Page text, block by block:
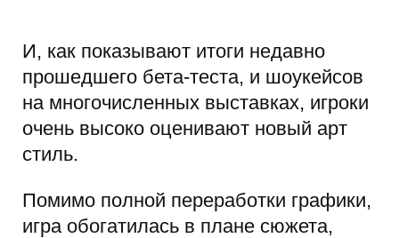
И, как показывают итоги недавно
прошедшего бета-теста, и шоукейсов
на многочисленных выставках, игроки
очень высоко оценивают новый арт
стиль.
Помимо полной переработки графики,
игра обогатилась в плане сюжета,